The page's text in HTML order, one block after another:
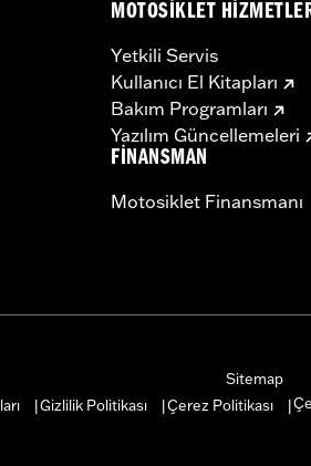
MOTOSIKLET
Yetkili Servis
Kullanıcı El Kitapları
Bakım Programları
Yazılım Güncellemeleri
FINANSMAN
Motosiklet Finansmanı
Sitemap
Gizlilik Politikası Çerez Politikası